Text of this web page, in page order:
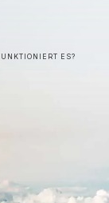
ES?